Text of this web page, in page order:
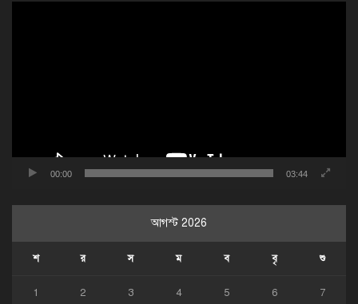
00:00 03:44
আগস্ট 2026
শ র স ম ব বৃ শু
1 2 3 4 5 6 7